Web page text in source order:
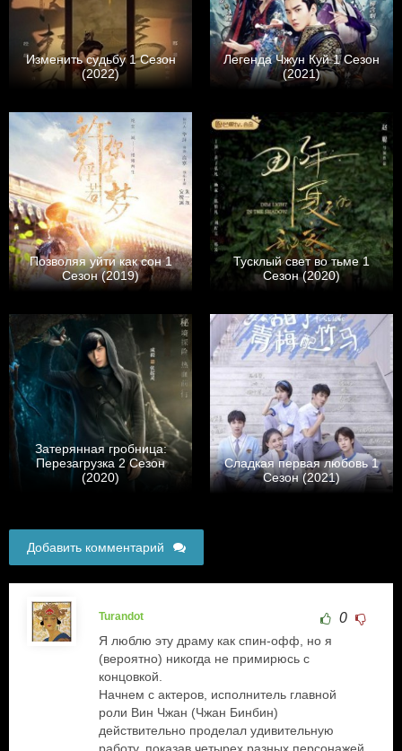
Изменить судьбу 1 Сезон
(2022)
Легенда Чжун Куй 1 Сезон
(2021)
Позволяя уйти как сон 1
Сезон (2019)
Тусклый свет во тьме 1
Сезон (2020)
Затерянная гробница:
Перезагрузка 2 Сезон
(2020)
Сладкая первая любовь 1
Сезон (2021)
Добавить комментарий
Turandot 0
Я люблю эту драму как спин-офф, но я
(вероятно) никогда не примирюсь с
концовкой.
Начнем с актеров, исполнитель главной
роли Вин Чжан (Чжан Бинбин)
действительно проделал удивительную
работу, показав четырех разных персонажей